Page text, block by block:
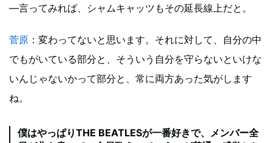
―言ってみれば、シャムキャッツもその延長線上だと。
菅原 ：変わってないと思います。それに対して、自分の中
でもがいている部分と、そういう自分を守らないといけな
いんじゃないかって部分と、常に両方あった気がします
ね。
僕はやっぱりTHE BEATLESが一番好きで、メンバー全